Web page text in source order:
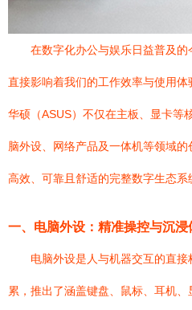
在数字化办公与娱乐日益普及
直接影响着我们的工作效率与使用体
华硕（ASUS）不仅在主板、显卡等
脑外设、网络产品及一体机等领域
高效、可靠且舒适的完整数字生态系
一、电脑外设：精准操控与沉浸
电脑外设是人与机器交互的直
累，推出了涵盖键盘、鼠标、耳机